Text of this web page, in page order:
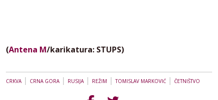
(Antena M/karikatura: STUPS)
CRKVA| CRNA GORA| RUSIJA| REŽIM |TOMISLAV MARKOVIĆ | ČETNIŠTVO